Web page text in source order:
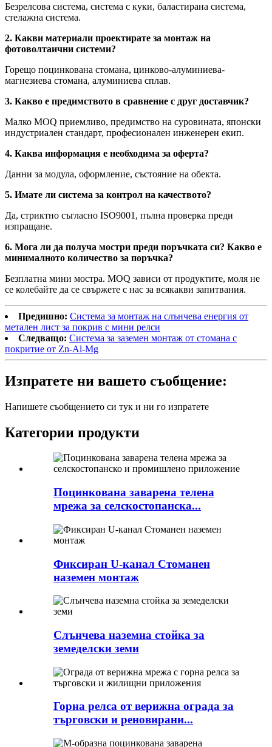
Безрелсова система, система с куки, баластирана система,
стелажна система.
2. Какви материали проектирате за монтаж на
фотоволтаични системи?
Горещо поцинкована стомана, цинково-алуминиева-
магнезиева стомана, алуминиева сплав.
3. Какво е предимството в сравнение с друг доставчик?
Малко MOQ приемливо, предимство на суровината, японски
индустриален стандарт, професионален инженерен екип.
4. Каква информация е необходима за оферта?
Данни за модула, оформление, състояние на обекта.
5. Имате ли система за контрол на качеството?
Да, стриктно съгласно ISO9001, пълна проверка преди
изпращане.
6. Мога ли да получа мостри преди поръчката си? Какво е
минималното количество за поръчка?
Безплатна мини мостра. MOQ зависи от продуктите, моля не
се колебайте да се свържете с нас за всякакви запитвания.
Предишно: Система за монтаж на слънчева енергия от
метален лист за покрив с мини релси
Следващо: Система за заземен монтаж от стомана с
покритие от Zn-Al-Mg
Изпратете ни вашето съобщение:
Напишете съобщението си тук и ни го изпратете
Категории продукти
Поцинкована заварена телена
мрежа за селскостопанска...
Фиксиран U-канал Стоманен
наземен монтаж
Слънчева наземна стойка за
земеделски земи
Горна релса от верижна ограда за
търговски и реновирани...